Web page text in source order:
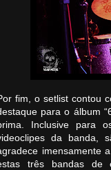
fim, o setlist contou
para o álbum
Inclusive para
da banda,
imensamente
três bandas de